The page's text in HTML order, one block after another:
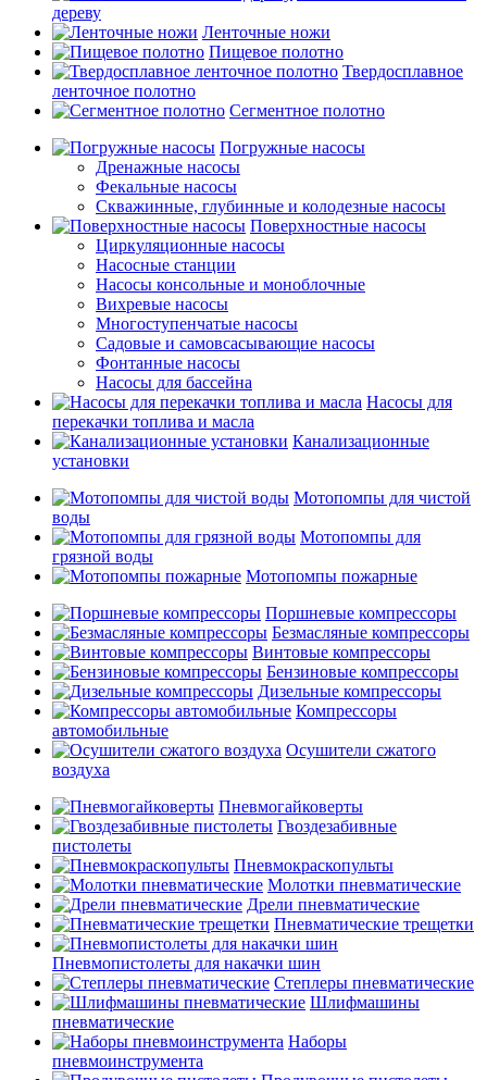
дереву
Ленточные ножи
Пищевое полотно
Твердосплавное
ленточное полотно
Сегментное полотно
Погружные насосы
Дренажные насосы
Фекальные насосы
Скважинные, глубинные и колодезные насосы
Поверхностные насосы
Циркуляционные насосы
Насосные станции
Насосы консольные и моноблочные
Вихревые насосы
Многоступенчатые насосы
Садовые и самовсасывающие насосы
Фонтанные насосы
Насосы для бассейна
Насосы для
перекачки топлива и масла
Канализационные
установки
Мотопомпы для чистой
воды
Мотопомпы для
грязной воды
Мотопомпы пожарные
Поршневые компрессоры
Безмасляные компрессоры
Винтовые компрессоры
Бензиновые компрессоры
Дизельные компрессоры
Компрессоры
автомобильные
Осушители сжатого
воздуха
Пневмогайковерты
Гвоздезабивные
пистолеты
Пневмокраскопульты
Молотки пневматические
Дрели пневматические
Пневматические трещетки
Пневмопистолеты для накачки шин
Степлеры пневматические
Шлифмашины
пневматические
Наборы
пневмоинструмента